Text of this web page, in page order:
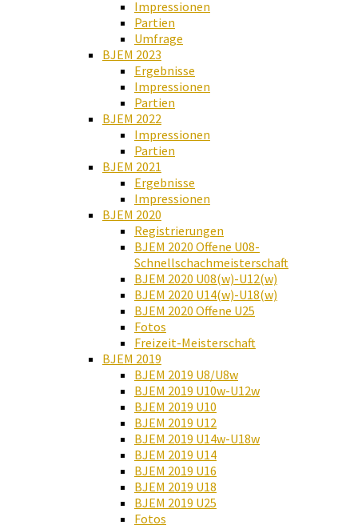
Impressionen
Partien
Umfrage
BJEM 2023
Ergebnisse
Impressionen
Partien
BJEM 2022
Impressionen
Partien
BJEM 2021
Ergebnisse
Impressionen
BJEM 2020
Registrierungen
BJEM 2020 Offene U08-
Schnellschachmeisterschaft
BJEM 2020 U08(w)-U12(w)
BJEM 2020 U14(w)-U18(w)
BJEM 2020 Offene U25
Fotos
Freizeit-Meisterschaft
BJEM 2019
BJEM 2019 U8/U8w
BJEM 2019 U10w-U12w
BJEM 2019 U10
BJEM 2019 U12
BJEM 2019 U14w-U18w
BJEM 2019 U14
BJEM 2019 U16
BJEM 2019 U18
BJEM 2019 U25
Fotos